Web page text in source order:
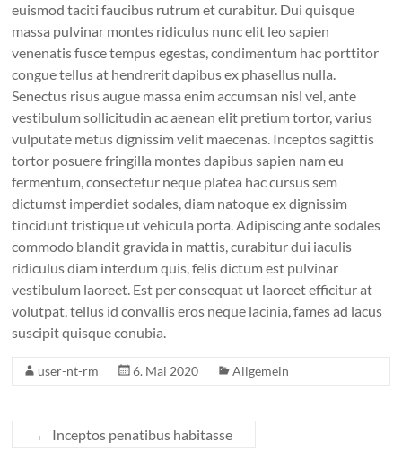
euismod taciti faucibus rutrum et curabitur. Dui quisque
massa pulvinar montes ridiculus nunc elit leo sapien
venenatis fusce tempus egestas, condimentum hac porttitor
congue tellus at hendrerit dapibus ex phasellus nulla.
Senectus risus augue massa enim accumsan nisl vel, ante
vestibulum sollicitudin ac aenean elit pretium tortor, varius
vulputate metus dignissim velit maecenas. Inceptos sagittis
tortor posuere fringilla montes dapibus sapien nam eu
fermentum, consectetur neque platea hac cursus sem
dictumst imperdiet sodales, diam natoque ex dignissim
tincidunt tristique ut vehicula porta. Adipiscing ante sodales
commodo blandit gravida in mattis, curabitur dui iaculis
ridiculus diam interdum quis, felis dictum est pulvinar
vestibulum laoreet. Est per consequat ut laoreet efficitur at
volutpat, tellus id convallis eros neque lacinia, fames ad lacus
suscipit quisque conubia.
user-nt-rm 6. Mai 2020 Allgemein
← Inceptos penatibus habitasse